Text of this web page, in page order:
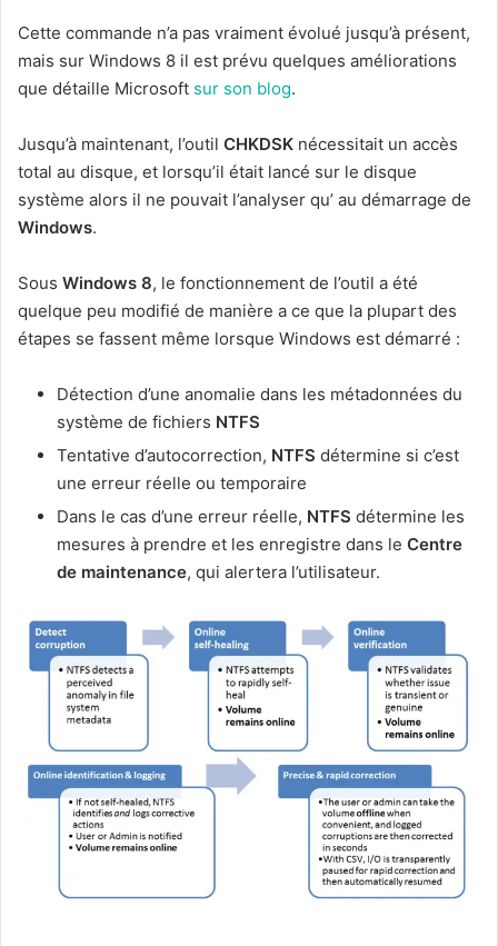
Cette commande n’a pas vraiment évolué jusqu’à présent,
mais sur Windows 8 il est prévu quelques améliorations
que détaille Microsoft sur son blog.
Jusqu’à maintenant, l’outil CHKDSK nécessitait un accès
total au disque, et lorsqu’il était lancé sur le disque
système alors il ne pouvait l’analyser qu’ au démarrage de
Windows.
Sous Windows 8, le fonctionnement de l’outil a été
quelque peu modifié de manière a ce que la plupart des
étapes se fassent même lorsque Windows est démarré :
Détection d’une anomalie dans les métadonnées du
système de fichiers NTFS
Tentative d’autocorrection, NTFS détermine si c’est
une erreur réelle ou temporaire
Dans le cas d’une erreur réelle, NTFS détermine les
mesures à prendre et les enregistre dans le Centre
de maintenance, qui alertera l’utilisateur.